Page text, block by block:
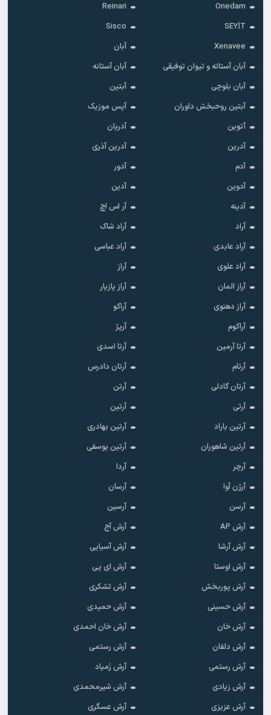
Onedam
Reinari
SEYİT
Sisco
Xenavee
آبان
آبان آستاته و تیوان توفیقی
آبان آستانه
آبان بلوچی
آبتین
آبتین روحبخش داوران
آپس موزیک
آتوین
آدریان
آدرین
آدرین آذری
آدم
آدور
آدوین
آدین
آدینه
آر اس اچ
آراد
آراد شاک
آراد عابدی
آراد عباسی
آراد علوی
آراز
آراز المان
آراز پازیار
آراز دهنوی
آراکو
آراکوم
آرپژ
آرتا آرمین
آرتا اسدی
آرتام
آرتان دادرس
آرتان گادلی
آرتن
آرتی
آرتین
آرتین باراد
آرتین بهادری
آرتین شاهوران
آرتین یوسفی
آرچر
آردا
آرژن آوا
آرسان
آرسن
آرسین
آرش AP
آرش آج
آرش آرشا
آرش آسیایی
آرش اوستا
آرش ای پی
آرش پوربخش
آرش تشکری
آرش حسینی
آرش حمیدی
آرش خان
آرش خان احمدی
آرش دلفان
آرش رستمى
آرش رستمی
آرش زَمیاد
آرش زیادی
آرش شیرمحمدی
آرش عزیزی
آرش عسگری